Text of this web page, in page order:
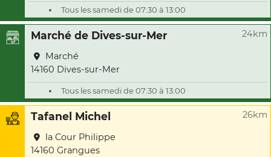
Tous les samedi de 07:30 à 13:00
Marché de Dives-sur-Mer 24km
Marché
14160 Dives-sur-Mer
Tous les samedi de 07:30 à 13:00
Tafanel Michel 26km
la Cour Philippe
14160 Grangues